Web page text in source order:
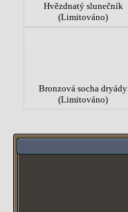
Hvězdnatý slunečník
(Limitováno)
Bronzová socha dryády
(Limitováno)